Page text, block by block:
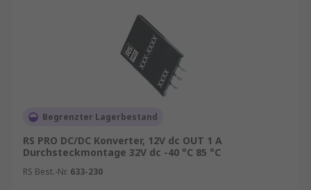
Gleichspannungswandlern
Der Einsatz hochwertiger DC/DC‑Konverter
Energieverluste und Wärmeentwicklung
Kompakte Bauform – ideal für
Begrenzter Lagerbestand
RS PRO DC/DC Konverter, 12V dc OUT 1 A
Durchsteckmontage 32V dc -40 °C 85 °C
RS Best.-Nr. 633-230